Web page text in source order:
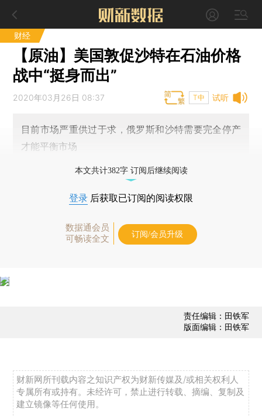
财经
【原油】美国敦促沙特在石油价格
战中“挺身而出”
试听
2020年03月26日 08:37 T中
目前市场严重供过于求，俄罗斯和沙特需要完全停产
才能平衡市场
本文共计382字 订阅后继续阅读
登录 后获取已订阅的阅读权限
数据通会员
可畅读全文
订阅/会员升级
责任编辑：田铁军
版面编辑：田铁军
财新网所刊载内容之知识产权为财新传媒及/或相关权利人
专属所有或持有。未经许可，禁止进行转载、摘编、复制及
建立镜像等任何使用。